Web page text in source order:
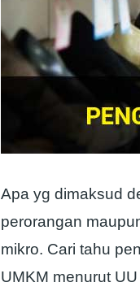
Apa yg dimaksud
perorangan
mikro. Cari tahu
UMKM menurut